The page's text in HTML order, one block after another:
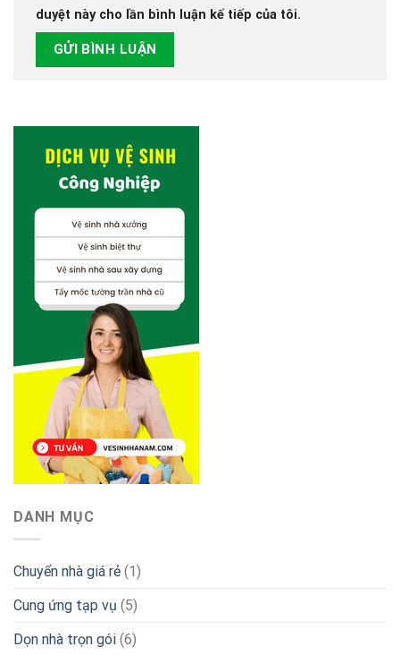
duyệt này cho lần bình luận kế tiếp của tôi.
DANH MỤC
Chuyển nhà giá rẻ (1)
Cung ứng tạp vụ (5)
Dọn nhà trọn gói (6)